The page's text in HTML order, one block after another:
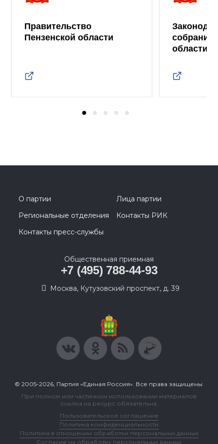
Правительство
Пензенской области
собрание
области
О партии
Лица партии
Региональные отделения
Контакты РИК
Контакты пресс-службы
Общественная приемная
+7 (495) 788-44-93
Москва, Кутузовский проспект, д. 39
© 2005-2026, Партия «Единая Россия». Все права защищены.
При полном или частичном использовании материалов
ссылка на ресурс обязательна.
Пользовательское соглашение
Политика конфиденциальности
Политика в отношении обработки персональных данных
Согласие на обработку персональных данных